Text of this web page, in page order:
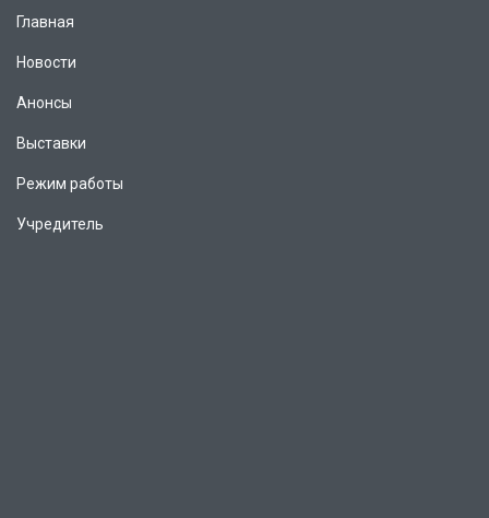
Главная
Новости
Анонсы
Выставки
Режим работы
Учредитель